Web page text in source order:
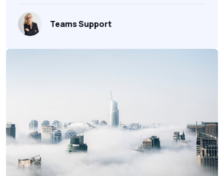
Teams Support